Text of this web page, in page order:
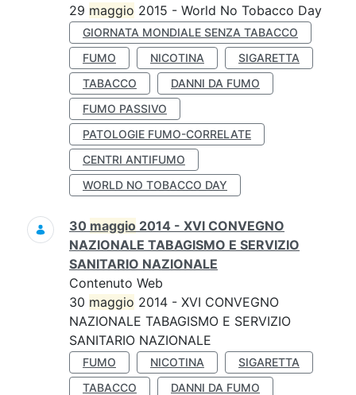
29 maggio 2015 - World No Tobacco Day
GIORNATA MONDIALE SENZA TABACCO
FUMO
NICOTINA
SIGARETTA
TABACCO
DANNI DA FUMO
FUMO PASSIVO
PATOLOGIE FUMO-CORRELATE
CENTRI ANTIFUMO
WORLD NO TOBACCO DAY
30 maggio 2014 - XVI CONVEGNO
NAZIONALE TABAGISMO E SERVIZIO
SANITARIO NAZIONALE
Contenuto Web
30 maggio 2014 - XVI CONVEGNO
NAZIONALE TABAGISMO E SERVIZIO
SANITARIO NAZIONALE
FUMO NICOTINA
SIGARETTA
TABACCO
DANNI DA FUMO